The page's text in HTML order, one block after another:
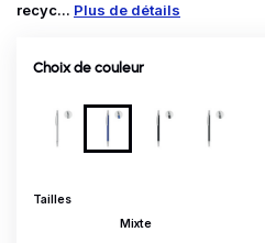
recyc... Plus de détails
Choix de couleur
Tailles
Mixte